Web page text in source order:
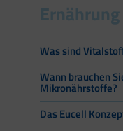
Ernährung
Was sind
Wann brauchen
Mikronährstoffe?
Das Eucell